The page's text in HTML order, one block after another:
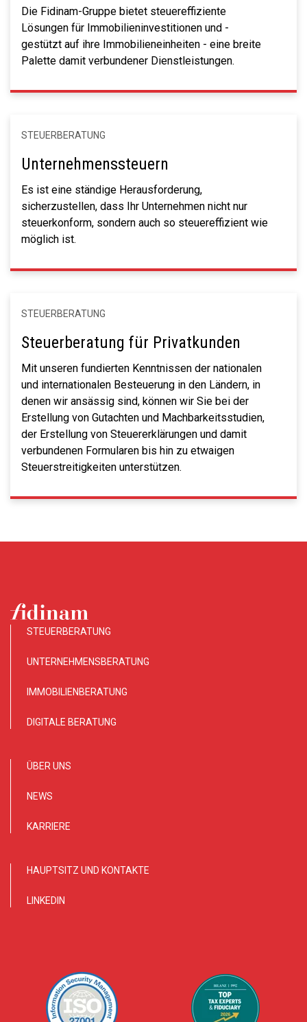
Die Fidinam-Gruppe bietet steuereffiziente
Lösungen für Immobilieninvestitionen und -
gestützt auf ihre Immobilieneinheiten - eine breite
Palette damit verbundener Dienstleistungen.
STEUERBERATUNG
Unternehmenssteuern
Es ist eine ständige Herausforderung,
sicherzustellen, dass Ihr Unternehmen nicht nur
steuerkonform, sondern auch so steuereffizient wie
möglich ist.
STEUERBERATUNG
Steuerberatung für Privatkunden
Mit unseren fundierten Kenntnissen der nationalen
und internationalen Besteuerung in den Ländern, in
denen wir ansässig sind, können wir Sie bei der
Erstellung von Gutachten und Machbarkeitsstudien,
der Erstellung von Steuererklärungen und damit
verbundenen Formularen bis hin zu etwaigen
Steuerstreitigkeiten unterstützen.
STEUERBERATUNG
UNTERNEHMENSBERATUNG
IMMOBILIENBERATUNG
DIGITALE BERATUNG
ÜBER UNS
NEWS
KARRIERE
HAUPTSITZ UND KONTAKTE
LINKEDIN